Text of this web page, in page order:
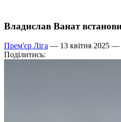
Владислав Ванат
Прем'єр Ліга — 13 квітня 2025 —
Поділитись: